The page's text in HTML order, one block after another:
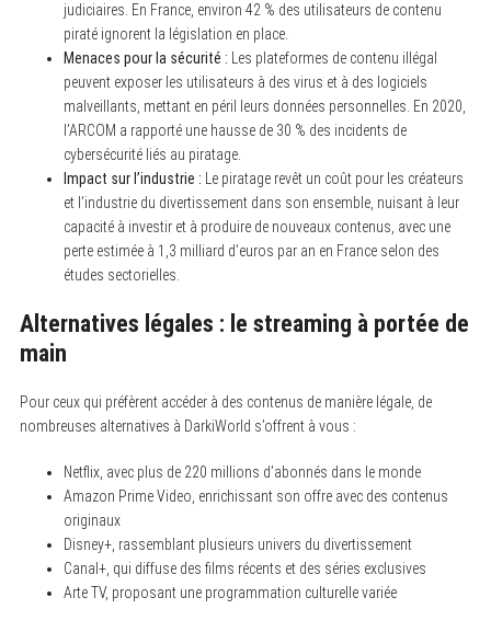
judiciaires. En France, environ 42 % des utilisateurs de contenu
piraté ignorent la législation en place.
Menaces pour la sécurité : Les plateformes de contenu illégal
peuvent exposer les utilisateurs à des virus et à des logiciels
malveillants, mettant en péril leurs données personnelles. En 2020,
l’ARCOM a rapporté une hausse de 30 % des incidents de
cybersécurité liés au piratage.
Impact sur l’industrie : Le piratage revêt un coût pour les créateurs
et l’industrie du divertissement dans son ensemble, nuisant à leur
capacité à investir et à produire de nouveaux contenus, avec une
perte estimée à 1,3 milliard d’euros par an en France selon des
études sectorielles.
Alternatives légales : le streaming à portée de
main
Pour ceux qui préfèrent accéder à des contenus de manière légale, de
nombreuses alternatives à DarkiWorld s’offrent à vous :
Netflix, avec plus de 220 millions d’abonnés dans le monde
Amazon Prime Video, enrichissant son offre avec des contenus
originaux
Disney+, rassemblant plusieurs univers du divertissement
Canal+, qui diffuse des films récents et des séries exclusives
Arte TV, proposant une programmation culturelle variée
S
a
r
c
f
o
r